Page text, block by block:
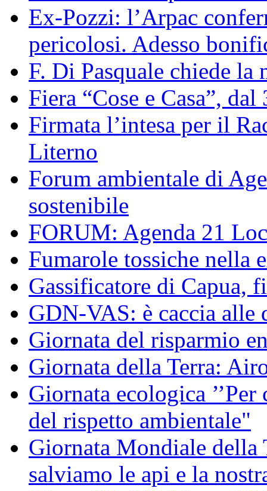
Ex-Pozzi: l’Arpac
pericolosi. Adesso
F. Di Pasquale chiede
Fiera “Cose e Casa”,
Firmata l’intesa per il
Literno
Forum ambientale di
sostenibile
FORUM: Agenda 21
Fumarole tossiche nella
Gassificatore di Capua,
GDN-VAS: è caccia alle
Giornata del risparmio
Giornata della Terra:
Giornata ecologica
del rispetto ambientale"
Giornata Mondiale della
salviamo le api e la